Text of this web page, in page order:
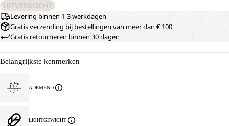
UITVERKOCHT
Levering binnen 1-3 werkdagen
Gratis verzending bij bestellingen van meer dan € 100
Gratis retourneren binnen 30 dagen
Belangrijkste kenmerken
ADEMEND
LICHTGEWICHT